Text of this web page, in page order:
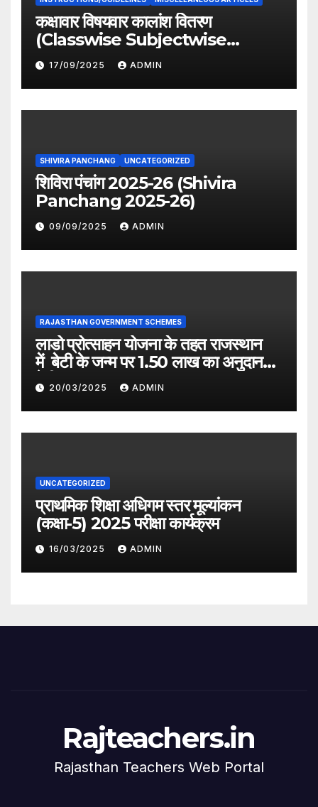
कक्षावार विषयवार कालांश वितरण
(Classwise Subjectwise
period distribution)
17/09/2025 ADMIN
SHIVIRA PANCHANG UNCATEGORIZED
शिविरा पंचांग 2025-26 (Shivira
Panchang 2025-26)
09/09/2025 ADMIN
RAJASTHAN GOVERNMENT SCHEMES
लाडो प्रोत्साहन योजना के तहत राजस्थान
में बेटी के जन्म पर 1.50 लाख का अनुदान
देगी सरकार
20/03/2025 ADMIN
UNCATEGORIZED
प्राथमिक शिक्षा अधिगम स्तर मूल्यांकन
(कक्षा-5) 2025 परीक्षा कार्यक्रम
16/03/2025 ADMIN
Rajteachers.in
Rajasthan Teachers Web Portal